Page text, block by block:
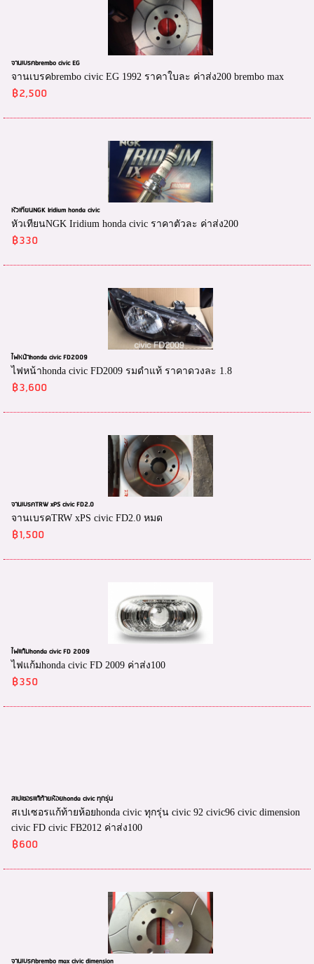
จานเบรคbrembo civic EG
จานเบรคbrembo civic EG 1992 ราคาใบละ ค่าส่ง200 brembo max
฿2,500
หัวเทียนNGK Iridium honda civic
หัวเทียนNGK Iridium honda civic ราคาตัวละ ค่าส่ง200
฿330
ไฟหน้าhonda civic FD2009
ไฟหน้าhonda civic FD2009 รมดำแท้ ราคาดวงละ 1.8
฿3,600
จานเบรคTRW xPS civic FD2.0
จานเบรคTRW xPS civic FD2.0 หมด
฿1,500
ไฟแก้มhonda civic FD 2009
ไฟแก้มhonda civic FD 2009 ค่าส่ง100
฿350
สเปเซอรแก้ท้ายห้อยhonda civic ทุกรุ่น
สเปเซอรแก้ท้ายห้อยhonda civic ทุกรุ่น civic 92 civic96 civic dimension
civic FD civic FB2012 ค่าส่ง100
฿600
จานเบรคbrembo max civic dimension